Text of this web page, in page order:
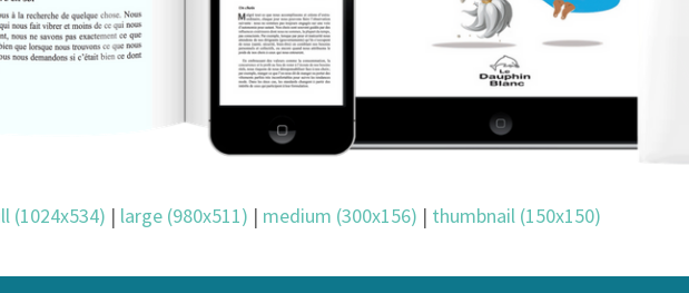
(1024x534) | large (980x511) | medium (300x156) | thumbnail (150x150)